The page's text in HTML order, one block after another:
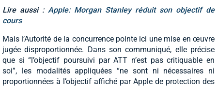
Lire aussi : Apple: Morgan Stanley réduit son objectif de
cours
Mais l’Autorité de la concurrence pointe ici une mise en œuvre
jugée disproportionnée. Dans son communiqué, elle précise
que si “l’objectif poursuivi par ATT n’est pas critiquable en
soi”, les modalités appliquées “ne sont ni nécessaires ni
proportionnées à l’objectif affiché par Apple de protection des